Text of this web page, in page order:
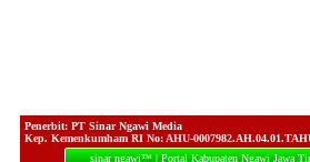
Penerbit: PT Sinar Ngawi Media
Kep. Kemenkumham RI No: AHU-
sinar ngawi™ | Portal Kabupaten Ngawi Jawa